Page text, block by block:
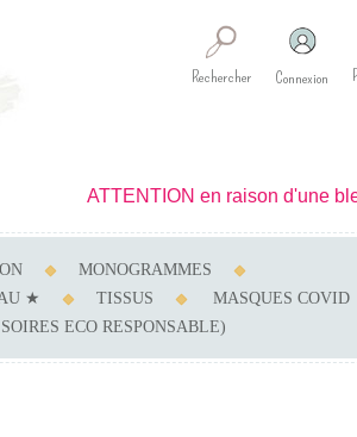
Connexion
Rechercher
MONOGRAMMES
★
TISSUS
MASQUES COVID
ECO RESPONSABLE)
ATTENTION en raison d'une